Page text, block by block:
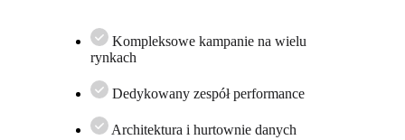
Kompleksowe kampanie na wielu
rynkach
Dedykowany zespół performance
Architektura i hurtownie danych